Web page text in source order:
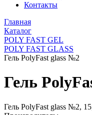
Контакты
Главная
Каталог
POLY FAST GEL
POLY FAST GLASS
Гель PolyFast glass №2
Гель
Гель PolyFast glass №2,